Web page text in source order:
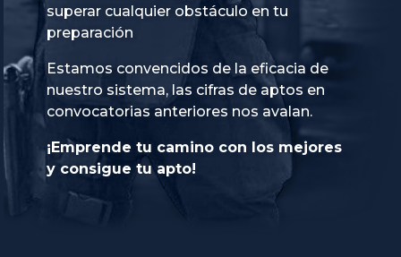
superar cualquier obstáculo en tu
preparación
Estamos convencidos de la eficacia de
nuestro sistema, las cifras de aptos en
convocatorias anteriores nos avalan.
¡Emprende tu camino con los mejores
y consigue tu apto!